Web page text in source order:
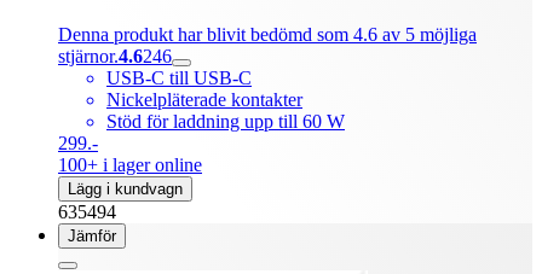
Denna produkt har blivit bedömd som 4.6 av 5 möjliga
stjärnor.4.6246
USB-C till USB-C
Nickelpläterade kontakter
Stöd för laddning upp till 60 W
299.-
100+ i lager online
Lägg i kundvagn
635494
Jämför